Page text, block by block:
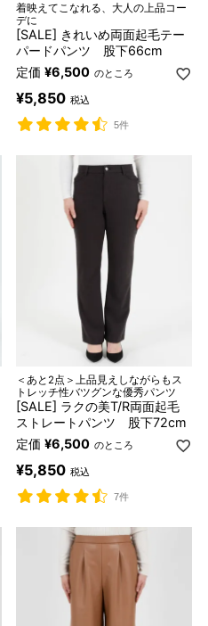
着映えてこなれる、大人の上品コー
デに
[SALE] きれいめ両面起毛テー
パードパンツ 股下66cm
定価 ¥6,500 のところ
¥5,850 税込
5件
＜あと2点＞上品見えしながらもス
トレッチ性バツグンな優秀パンツ
[SALE] ラクの美T/R両面起毛
ストレートパンツ 股下72cm
定価 ¥6,500 のところ
¥5,850 税込
7件